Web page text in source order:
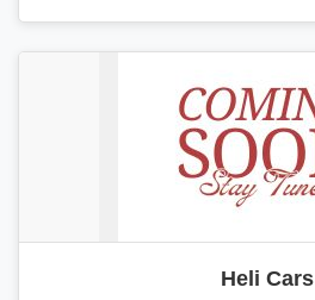
Heli Cars